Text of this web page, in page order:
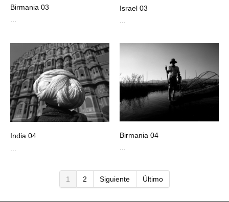
Birmania 03
Israel 03
...
India 04
Birmania 04
1 2 Siguiente Último